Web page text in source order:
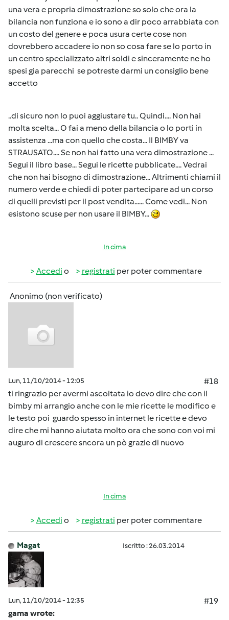
una vera e propria dimostrazione so solo che ora la
bilancia non funziona e io sono a dir poco arrabbiata con
un costo del genere e poca usura certe cose non
dovrebbero accadere io non so cosa fare se lo porto in
un centro specializzato altri soldi e sinceramente ne ho
spesi gia parecchi se potreste darmi un consiglio bene
accetto
..di sicuro non lo puoi aggiustare tu.. Quindi.... Non hai
molta scelta... O fai a meno della bilancia o lo porti in
assistenza ...ma con quello che costa... Il BIMBY va
STRAUSATO.... Se non hai fatto una vera dimostrazione ...
Segui il libro base... Segui le ricette pubblicate.... Vedrai
che non hai bisogno di dimostrazione... Altrimenti chiami il
numero verde e chiedi di poter partecipare ad un corso
di quelli previsti per il post vendita...... Come vedi... Non
esistono scuse per non usare il BIMBY...
In cima
Accedi o registrati per poter commentare
Anonimo (non verificato)
Lun, 11/10/2014 - 12:05
#18
ti ringrazio per avermi ascoltata io devo dire che con il
bimby mi arrangio anche con le mie ricette le modifico e
le testo poi guardo spesso in internet le ricette e devo
dire che mi hanno aiutata molto ora che sono con voi mi
auguro di crescere sncora un pò grazie di nuovo
In cima
Accedi o registrati per poter commentare
Magat Iscritto : 26.03.2014
Lun, 11/10/2014 - 12:35
#19
gama wrote: